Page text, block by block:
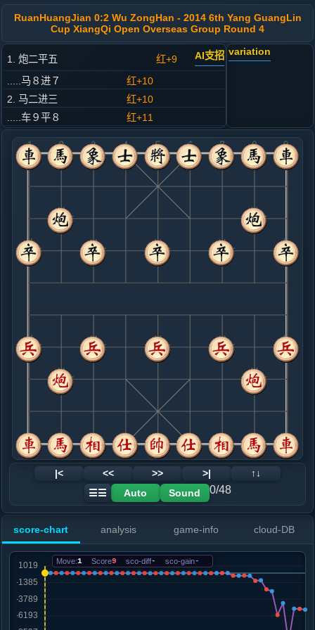
RuanHuangJian 0:2 Wu ZongHan - 2014 6th Yang GuangLin
Cup XiangQi Open Overseas Group Round 4
1. 炮二平五 红+9 AI支招
.....马８进７
红+10
2. 马二进三
红+10
.....车９平８
红+11
3. 车一平二
红+8
.....马２进３
红+12
4. 兵七进一
红+10
.....卒７进１
红+9
5. 马八进七
红+17
.....砲２进４
6. 兵三进一
红+2
.....卒７进１
红+8
7. 车二进六
红+9
8. 马七进六
黑+1
车二平三
.....砲８平９
红+4
卒７进１
9. 车二平三
黑+3
车二进三
.....车８进２
10. 兵七进一
黑+6
.....砲２退５
黑+23
黑+11
.....砲２平７
黑+4
12. 车三平四
黑+8
黑+13
13. 炮八平七
黑+4
.....卒３进１
黑+4
15. 炮七进五
黑+4
.....砲９平３
16. 马六进五
variation
|< << >> >|
↑↓
☰☰
Auto Sound 0/48
score-chart analysis game-info cloud-DB
Move:1 Score9 sco-diff- sco-gain-